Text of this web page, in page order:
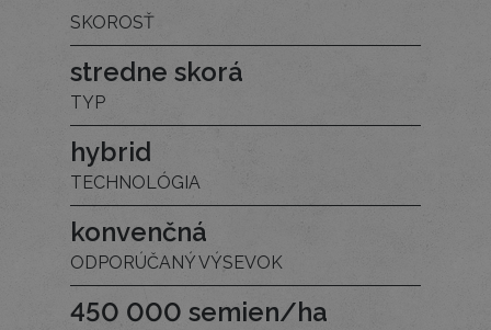
SKOROSŤ
stredne skorá
TYP
hybrid
TECHNOLÓGIA
konvenčná
ODPORÚČANÝ VÝSEVOK
450 000 semien/ha